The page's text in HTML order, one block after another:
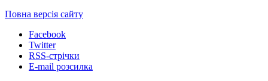
Повна версія сайту
Facebook
Twitter
RSS-стрічки
E-mail розсилка